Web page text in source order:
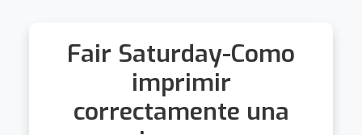
Fair Saturday-Como
imprimir
correctamente una